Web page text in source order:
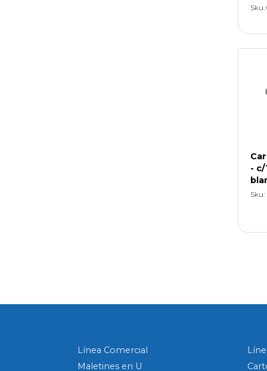
Sku:
- c/
Sku:
Línea Comercial
Maletines en U